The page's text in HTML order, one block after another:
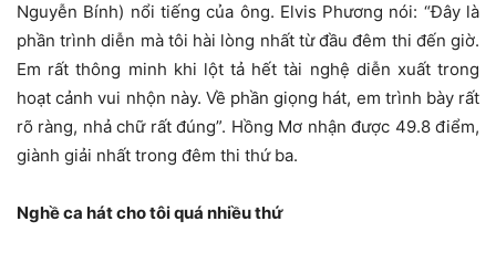
Nguyễn Bính) nổi tiếng của ông. Elvis Phương nói: “Đây là
phần trình diễn mà tôi hài lòng nhất từ đầu đêm thi đến giờ.
Em rất thông minh khi lột tả hết tài nghệ diễn xuất trong
hoạt cảnh vui nhộn này. Về phần giọng hát, em trình bày rất
rõ ràng, nhả chữ rất đúng”. Hồng Mơ nhận được 49.8 điểm,
giành giải nhất trong đêm thi thứ ba.
Nghề ca hát cho tôi quá nhiều thứ